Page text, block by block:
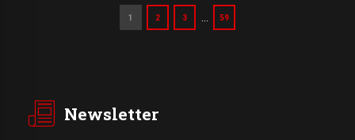
1 2 3 59
Newsletter